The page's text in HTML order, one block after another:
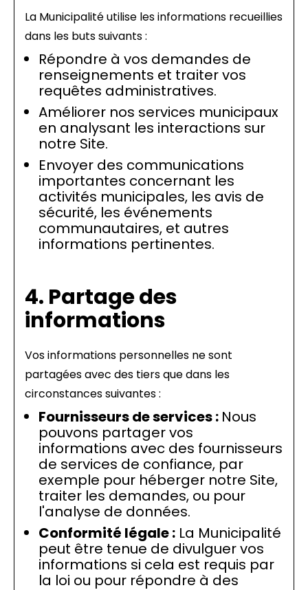
La Municipalité utilise les informations recueillies
dans les buts suivants :
Répondre à vos demandes de
renseignements et traiter vos
requêtes administratives.
Améliorer nos services municipaux
en analysant les interactions sur
notre Site.
Envoyer des communications
importantes concernant les
activités municipales, les avis de
sécurité, les événements
communautaires, et autres
informations pertinentes.
4. Partage des
informations
Vos informations personnelles ne sont
partagées avec des tiers que dans les
circonstances suivantes :
Fournisseurs de services : Nous
pouvons partager vos
informations avec des fournisseurs
de services de confiance, par
exemple pour héberger notre Site,
traiter les demandes, ou pour
l'analyse de données.
Conformité légale : La Municipalité
peut être tenue de divulguer vos
informations si cela est requis par
la loi ou pour répondre à des